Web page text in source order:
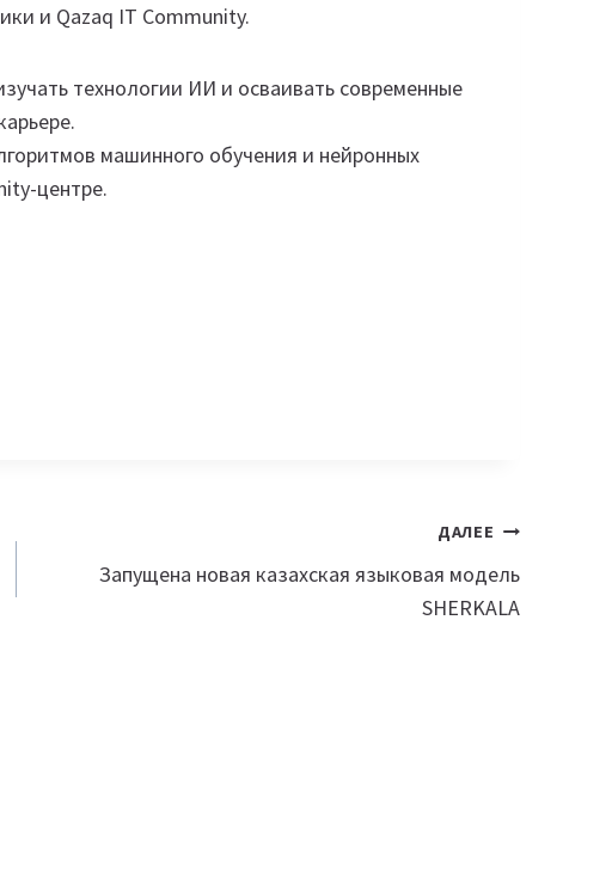
и Qazaq IT Community.
технологии ИИ и осваивать современные
машинного обучения и нейронных
центре.
ДАЛЕЕ
Запущена новая казахская языковая модель
SHERKALA